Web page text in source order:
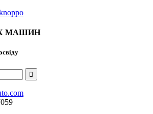
МАШИН